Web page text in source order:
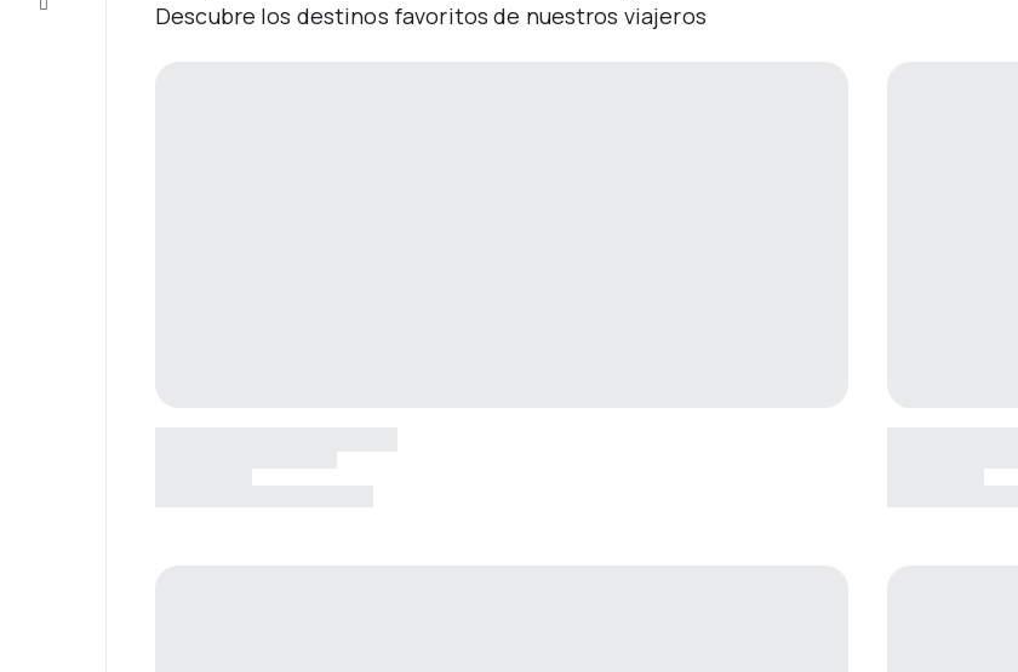
Descubre los destinos favoritos de nuestros viajeros